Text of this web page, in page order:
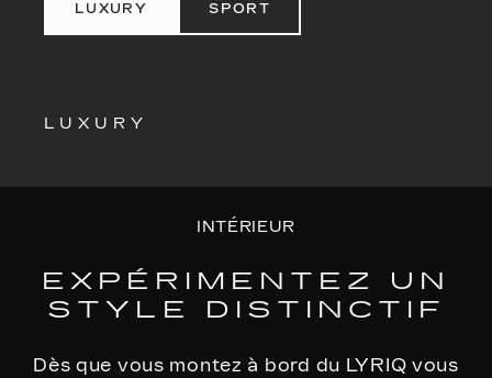
LUXURY SPORT
LUXURY
INTÉRIEUR
EXPÉRIMENTEZ UN
STYLE DISTINCTIF
Dès que vous montez à bord du LYRIQ vous